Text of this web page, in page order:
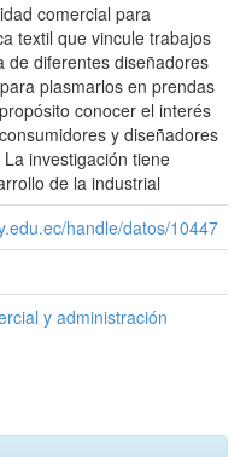
comercial para
textil que vincule trabajos
de diferentes diseñadores
plasmarlos en prendas
conocer el interés
y diseñadores
investigación tiene
de la industrial
handle/datos/10447
y administración